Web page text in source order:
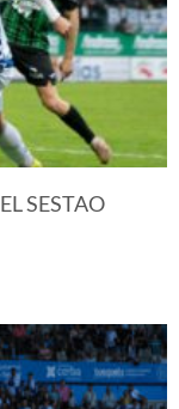
SESTAO